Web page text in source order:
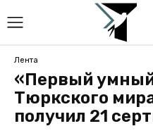
Лента
«Первый
Тюркского
получил 21